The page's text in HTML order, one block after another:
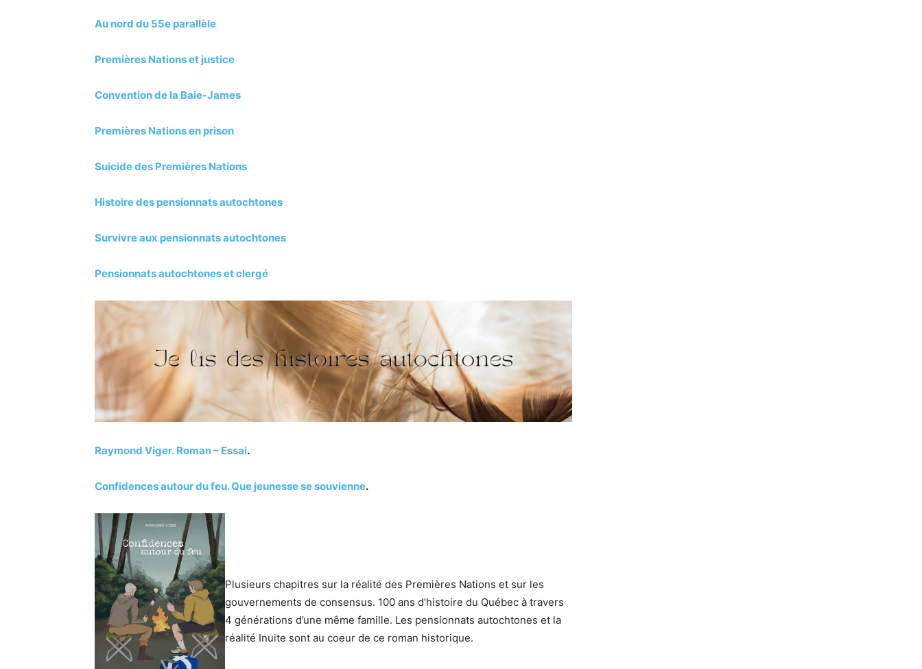
Au nord du 55e parallèle
Premières Nations et justice
Convention de la Baie-James
Premières Nations en prison
Suicide des Premières Nations
Histoire des pensionnats autochtones
Survivre aux pensionnats autochtones
Pensionnats autochtones et clergé
Raymond Viger. Roman – Essai.
Confidences autour du feu. Que jeunesse se souvienne.
Plusieurs chapitres sur la réalité des Premières Nations et sur les
gouvernements de consensus. 100 ans d’histoire du Québec à travers
4 générations d’une même famille. Les pensionnats autochtones et la
réalité Inuite sont au coeur de ce roman historique.